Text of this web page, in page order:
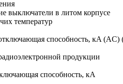
выключатели в литом корпусе
температур
способность, кA (AC)
продукции
способность, кA